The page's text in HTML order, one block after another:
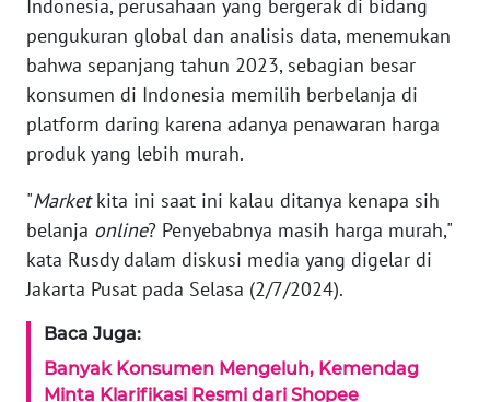
Indonesia, perusahaan yang bergerak di bidang
pengukuran global dan analisis data, menemukan
bahwa sepanjang tahun 2023, sebagian besar
konsumen di Indonesia memilih berbelanja di
platform daring karena adanya penawaran harga
produk yang lebih murah.
"Marketkita ini saat ini kalau ditanya kenapa sih
belanja online? Penyebabnya masih harga murah,"
kata Rusdy dalam diskusi media yang digelar di
Jakarta Pusat pada Selasa (2/7/2024).
Baca Juga:
Banyak Konsumen Mengeluh, Kemendag
Minta Klarifikasi Resmi dari Shopee
Informasi
BERITA
KONTAK
INFO
IKLAN
TENTANG
KAMI